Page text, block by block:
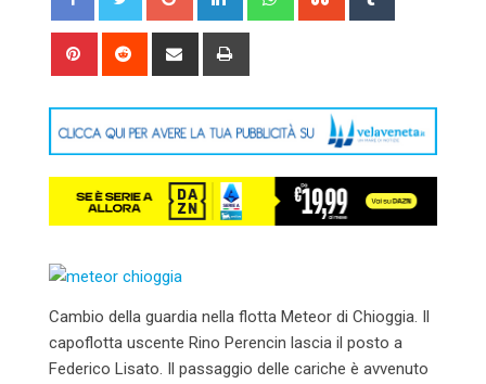
Pinterest Reddit
Share
Cambio della guardia nella flotta Meteor di Chioggia. Il
capoflotta uscente Rino Perencin lascia il posto a
Federico Lisato. Il passaggio delle cariche è avvenuto